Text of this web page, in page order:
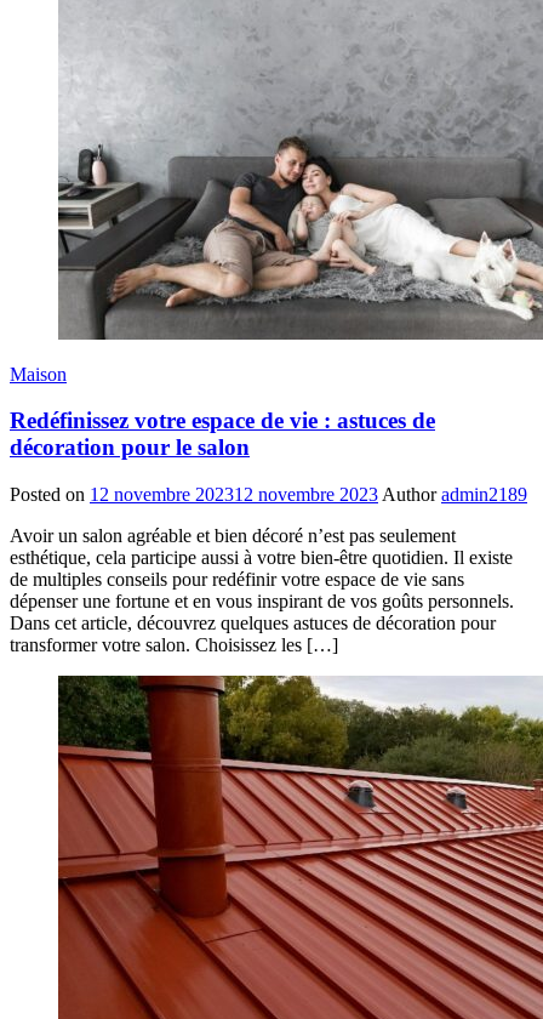
Maison
Redéfinissez votre espace de vie : astuces de
décoration pour le salon
Posted on 12 novembre 202312 novembre 2023 Author admin2189
Avoir un salon agréable et bien décoré n’est pas seulement
esthétique, cela participe aussi à votre bien-être quotidien. Il existe
de multiples conseils pour redéfinir votre espace de vie sans
dépenser une fortune et en vous inspirant de vos goûts personnels.
Dans cet article, découvrez quelques astuces de décoration pour
transformer votre salon. Choisissez les […]